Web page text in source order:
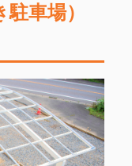
車場）